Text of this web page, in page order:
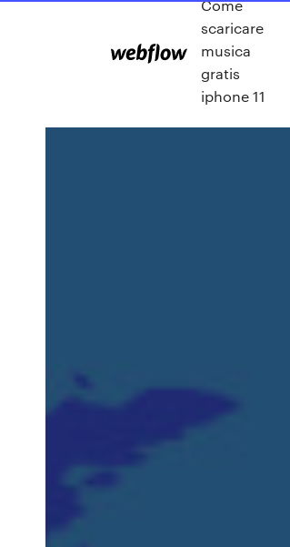
Come
scaricare
musica
gratis
iphone 11